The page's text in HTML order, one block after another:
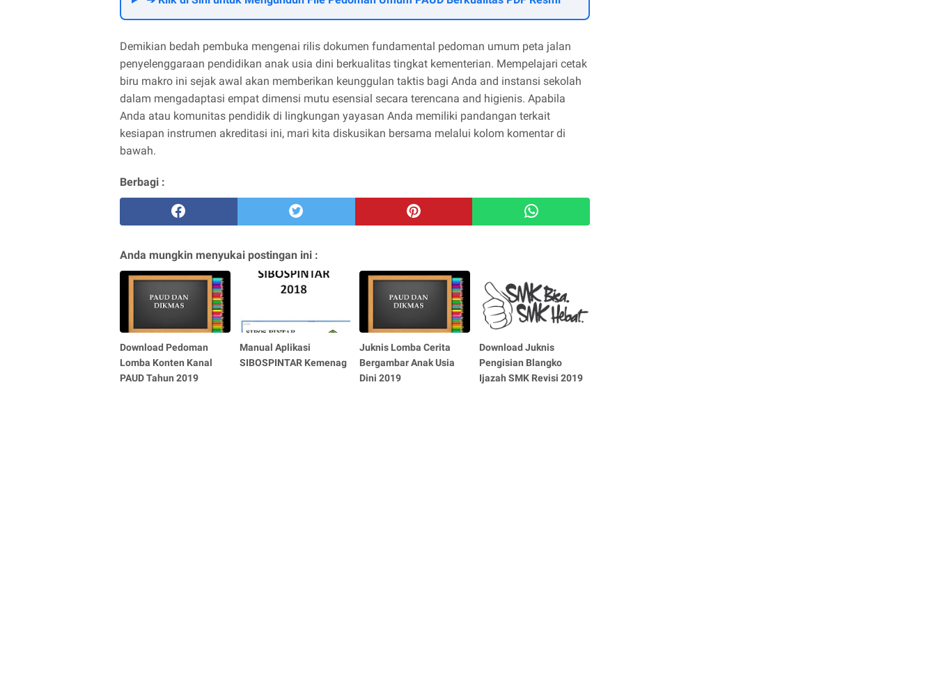
Demikian bedah pembuka mengenai rilis dokumen fundamental pedoman umum peta jalan
penyelenggaraan pendidikan anak usia dini berkualitas tingkat kementerian. Mempelajari cetak
biru makro ini sejak awal akan memberikan keunggulan taktis bagi Anda and instansi sekolah
dalam mengadaptasi empat dimensi mutu esensial secara terencana and higienis. Apabila
Anda atau komunitas pendidik di lingkungan yayasan Anda memiliki pandangan terkait
kesiapan instrumen akreditasi ini, mari kita diskusikan bersama melalui kolom komentar di
bawah.
Berbagi :
Anda mungkin menyukai postingan ini :
Download Pedoman
Lomba Konten Kanal
PAUD Tahun 2019
Manual Aplikasi
SIBOSPINTAR Kemenag
Juknis Lomba Cerita
Bergambar Anak Usia
Dini 2019
Download Juknis
Pengisian Blangko
Ijazah SMK Revisi 2019